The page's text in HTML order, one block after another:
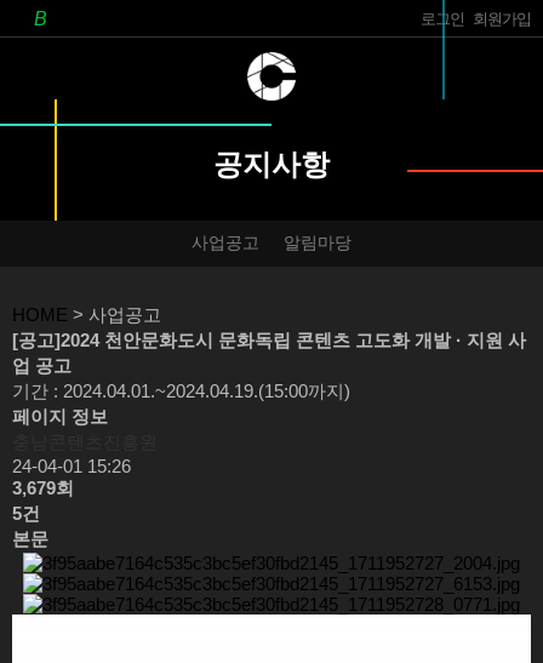
로그인 회원가입
공지사항
사업공고 알림마당
HOME > 사업공고
[공고]2024 천안문화도시 문화독립 콘텐츠 고도화 개발 · 지원 사
업 공고
기간 : 2024.04.01.~2024.04.19.(15:00까지)
페이지 정보
24-04-01 15:26
3,679회
5건
본문